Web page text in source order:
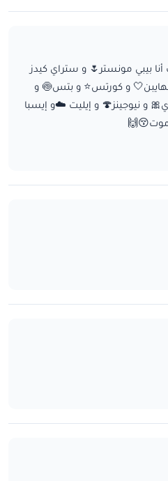
أنا بيبي مونستر🌷 و ستراي كيدز
و كورتس⭐ و بتس🍥 و
و نيوجينز🍄 و إيليت ☁️و إيسبا
موت😚🙌